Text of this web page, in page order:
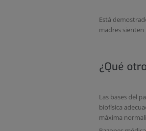
Está
madres sienten
¿Qué
Las bases del
biofísica
máxima